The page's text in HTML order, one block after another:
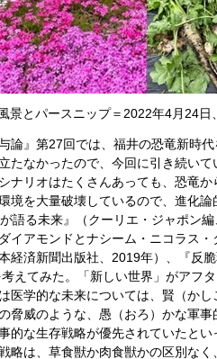
景とパースニップ＝2022年4月24日
論』第27回では、福井の恐竜新時
たなかったので、今回に引き続いて
ナリオはたくさんあっても、恐竜
境を大量破壊しているので、進化
語る未来』（クーリエ・ジャポン編
イアモンドとナシーム・ニコラス
経済新聞出版社、2019年）、『反脆
えてみた。「新しい世界」がアフ
医学的な未来については、賢（かし
脅威のような、愚（おろ）かな軍
的な生存戦略が優先されていたとい
略は、草食獣か肉食獣かの区別な